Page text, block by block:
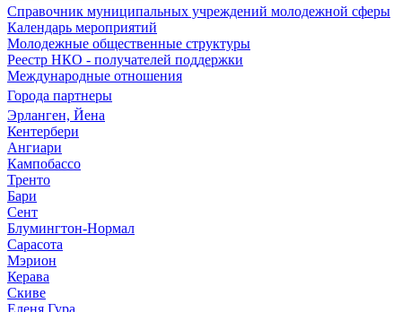
Справочник муниципальных учреждений молодежной сферы
Календарь мероприятий
Молодежные общественные структуры
Реестр НКО - получателей поддержки
Международные отношения
Города партнеры
Эрланген, Йена
Кентербери
Ангиари
Кампобассо
Тренто
Бари
Сент
Блумингтон-Нормал
Сарасота
Мэрион
Керава
Скиве
Еленя Гура